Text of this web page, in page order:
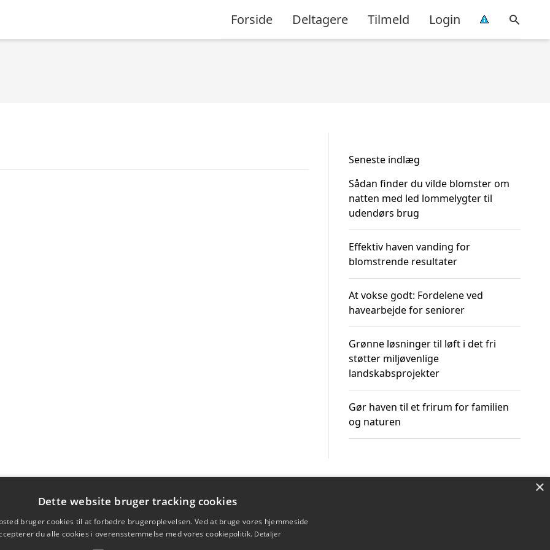
Forside Deltagere Tilmeld Login
Seneste indlæg
Sådan finder du vilde blomster om
natten med led lommelygter til
udendørs brug
Effektiv haven vanding for
blomstrende resultater
At vokse godt: Fordelene ved
havearbejde for seniorer
Grønne løsninger til løft i det fri
støtter miljøvenlige
landskabsprojekter
Gør haven til et frirum for familien
og naturen
×
Dette website bruger tracking cookies
bruger cookies til at forbedre brugeroplevelsen. Ved at bruge vores hjemmeside
du alle cookies i overensstemmelse med vores cookiepolitik. Detaljer